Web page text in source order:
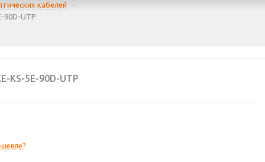
кабелей
-
90D-UTP
KS-5E-90D-UTP